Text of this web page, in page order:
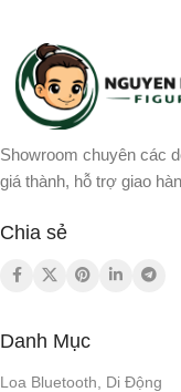
Showroom chuyên các
giá thành, hỗ trợ giao
Chia sẻ
Danh Mục
Loa Bluetooth, Di Động